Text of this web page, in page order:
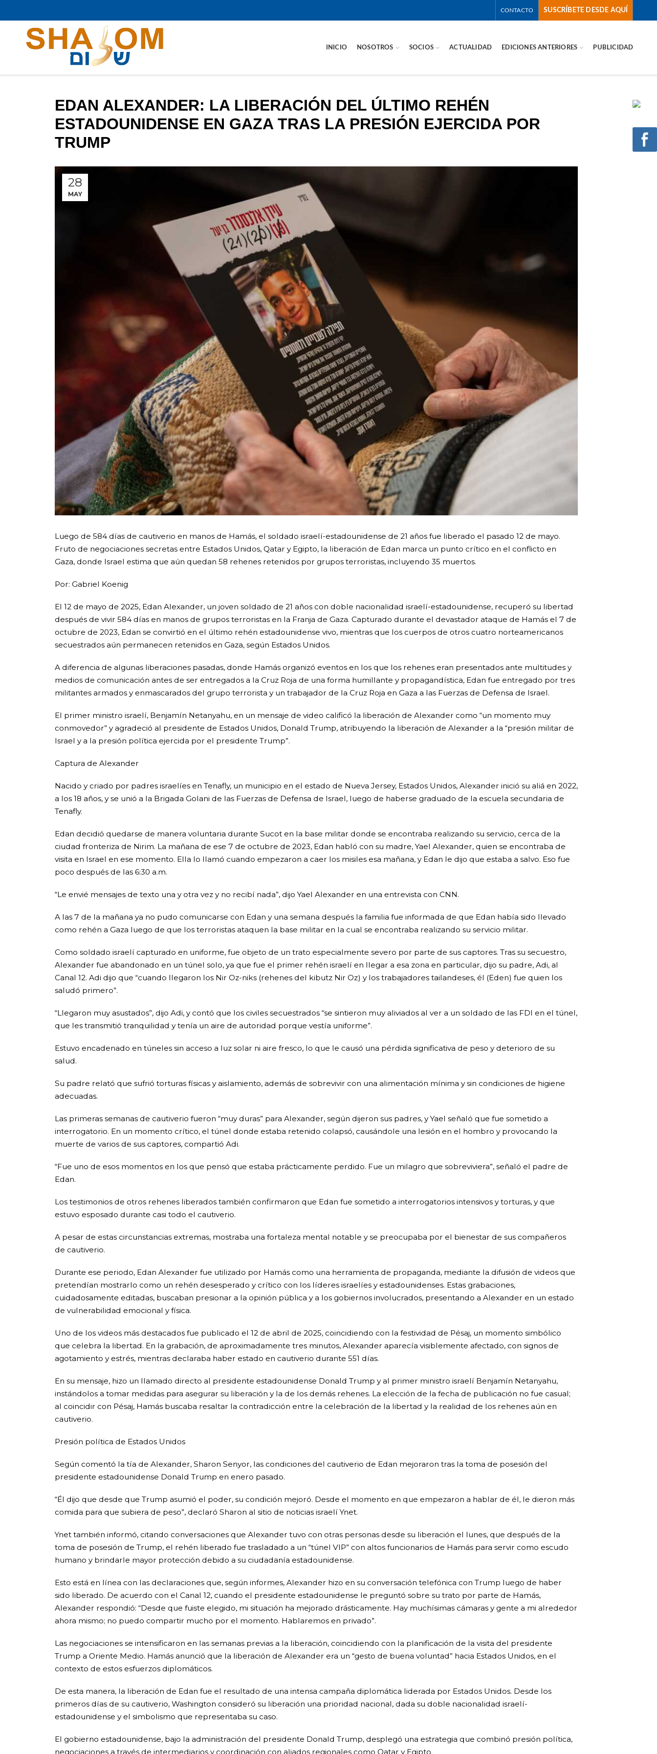
CONTACTO SUSCRÍBETE DESDE AQUÍ
INICIO NOSOTROS SOCIOS ACTUALIDAD EDICIONES ANTERIORES PUBLICIDAD
EDAN ALEXANDER: LA LIBERACIÓN DEL ÚLTIMO REHÉN
ESTADOUNIDENSE EN GAZA TRAS LA PRESIÓN EJERCIDA POR
TRUMP
28
MAY
Luego de 584 días de cautiverio en manos de Hamás, el soldado israelí-estadounidense de 21 años fue liberado el pasado 12 de mayo.
Fruto de negociaciones secretas entre Estados Unidos, Qatar y Egipto, la liberación de Edan marca un punto crítico en el conflicto en
Gaza, donde Israel estima que aún quedan 58 rehenes retenidos por grupos terroristas, incluyendo 35 muertos.
Por: Gabriel Koenig
El 12 de mayo de 2025, Edan Alexander, un joven soldado de 21 años con doble nacionalidad israelí-estadounidense, recuperó su libertad
después de vivir 584 días en manos de grupos terroristas en la Franja de Gaza. Capturado durante el devastador ataque de Hamás el 7 de
octubre de 2023, Edan se convirtió en el último rehén estadounidense vivo, mientras que los cuerpos de otros cuatro norteamericanos
secuestrados aún permanecen retenidos en Gaza, según Estados Unidos.
A diferencia de algunas liberaciones pasadas, donde Hamás organizó eventos en los que los rehenes eran presentados ante multitudes y
medios de comunicación antes de ser entregados a la Cruz Roja de una forma humillante y propagandística, Edan fue entregado por tres
militantes armados y enmascarados del grupo terrorista y un trabajador de la Cruz Roja en Gaza a las Fuerzas de Defensa de Israel.
El primer ministro israelí, Benjamín Netanyahu, en un mensaje de video calificó la liberación de Alexander como “un momento muy
conmovedor” y agradeció al presidente de Estados Unidos, Donald Trump, atribuyendo la liberación de Alexander a la “presión militar de
Israel y a la presión política ejercida por el presidente Trump”.
Captura de Alexander
Nacido y criado por padres israelíes en Tenafly, un municipio en el estado de Nueva Jersey, Estados Unidos, Alexander inició su aliá en 2022,
a los 18 años, y se unió a la Brigada Golani de las Fuerzas de Defensa de Israel, luego de haberse graduado de la escuela secundaria de
Tenafly.
Edan decidió quedarse de manera voluntaria durante Sucot en la base militar donde se encontraba realizando su servicio, cerca de la
ciudad fronteriza de Nirim. La mañana de ese 7 de octubre de 2023, Edan habló con su madre, Yael Alexander, quien se encontraba de
visita en Israel en ese momento. Ella lo llamó cuando empezaron a caer los misiles esa mañana, y Edan le dijo que estaba a salvo. Eso fue
poco después de las 6:30 a.m.
“Le envié mensajes de texto una y otra vez y no recibí nada”, dijo Yael Alexander en una entrevista con CNN.
A las 7 de la mañana ya no pudo comunicarse con Edan y una semana después la familia fue informada de que Edan había sido llevado
como rehén a Gaza luego de que los terroristas ataquen la base militar en la cual se encontraba realizando su servicio militar.
Como soldado israelí capturado en uniforme, fue objeto de un trato especialmente severo por parte de sus captores. Tras su secuestro,
Alexander fue abandonado en un túnel solo, ya que fue el primer rehén israelí en llegar a esa zona en particular, dijo su padre, Adi, al
Canal 12. Adi dijo que “cuando llegaron los Nir Oz-niks (rehenes del kibutz Nir Oz) y los trabajadores tailandeses, él (Eden) fue quien los
saludó primero”.
“Llegaron muy asustados”, dijo Adi, y contó que los civiles secuestrados “se sintieron muy aliviados al ver a un soldado de las FDI en el túnel,
que les transmitió tranquilidad y tenía un aire de autoridad porque vestía uniforme”.
Estuvo encadenado en túneles sin acceso a luz solar ni aire fresco, lo que le causó una pérdida significativa de peso y deterioro de su
salud.
Su padre relató que sufrió torturas físicas y aislamiento, además de sobrevivir con una alimentación mínima y sin condiciones de higiene
adecuadas.
Las primeras semanas de cautiverio fueron “muy duras” para Alexander, según dijeron sus padres, y Yael señaló que fue sometido a
interrogatorio. En un momento crítico, el túnel donde estaba retenido colapsó, causándole una lesión en el hombro y provocando la
muerte de varios de sus captores, compartió Adi.
“Fue uno de esos momentos en los que pensó que estaba prácticamente perdido. Fue un milagro que sobreviviera”, señaló el padre de
Edan.
Los testimonios de otros rehenes liberados también confirmaron que Edan fue sometido a interrogatorios intensivos y torturas, y que
estuvo esposado durante casi todo el cautiverio.
A pesar de estas circunstancias extremas, mostraba una fortaleza mental notable y se preocupaba por el bienestar de sus compañeros
de cautiverio.
Durante ese periodo, Edan Alexander fue utilizado por Hamás como una herramienta de propaganda, mediante la difusión de videos que
pretendían mostrarlo como un rehén desesperado y crítico con los líderes israelíes y estadounidenses. Estas grabaciones,
cuidadosamente editadas, buscaban presionar a la opinión pública y a los gobiernos involucrados, presentando a Alexander en un estado
de vulnerabilidad emocional y física.
Uno de los videos más destacados fue publicado el 12 de abril de 2025, coincidiendo con la festividad de Pésaj, un momento simbólico
que celebra la libertad. En la grabación, de aproximadamente tres minutos, Alexander aparecía visiblemente afectado, con signos de
agotamiento y estrés, mientras declaraba haber estado en cautiverio durante 551 días.
En su mensaje, hizo un llamado directo al presidente estadounidense Donald Trump y al primer ministro israelí Benjamín Netanyahu,
instándolos a tomar medidas para asegurar su liberación y la de los demás rehenes. La elección de la fecha de publicación no fue casual;
al coincidir con Pésaj, Hamás buscaba resaltar la contradicción entre la celebración de la libertad y la realidad de los rehenes aún en
cautiverio.
Presión política de Estados Unidos
Según comentó la tía de Alexander, Sharon Senyor, las condiciones del cautiverio de Edan mejoraron tras la toma de posesión del
presidente estadounidense Donald Trump en enero pasado.
“Él dijo que desde que Trump asumió el poder, su condición mejoró. Desde el momento en que empezaron a hablar de él, le dieron más
comida para que subiera de peso”, declaró Sharon al sitio de noticias israelí Ynet.
Ynet también informó, citando conversaciones que Alexander tuvo con otras personas desde su liberación el lunes, que después de la
toma de posesión de Trump, el rehén liberado fue trasladado a un “túnel VIP” con altos funcionarios de Hamás para servir como escudo
humano y brindarle mayor protección debido a su ciudadanía estadounidense.
Esto está en línea con las declaraciones que, según informes, Alexander hizo en su conversación telefónica con Trump luego de haber
sido liberado. De acuerdo con el Canal 12, cuando el presidente estadounidense le preguntó sobre su trato por parte de Hamás,
Alexander respondió: “Desde que fuiste elegido, mi situación ha mejorado drásticamente. Hay muchísimas cámaras y gente a mi alrededor
ahora mismo; no puedo compartir mucho por el momento. Hablaremos en privado”.
Las negociaciones se intensificaron en las semanas previas a la liberación, coincidiendo con la planificación de la visita del presidente
Trump a Oriente Medio. Hamás anunció que la liberación de Alexander era un “gesto de buena voluntad” hacia Estados Unidos, en el
contexto de estos esfuerzos diplomáticos.
De esta manera, la liberación de Edan fue el resultado de una intensa campaña diplomática liderada por Estados Unidos. Desde los
primeros días de su cautiverio, Washington consideró su liberación una prioridad nacional, dada su doble nacionalidad israelí-
estadounidense y el simbolismo que representaba su caso.
El gobierno estadounidense, bajo la administración del presidente Donald Trump, desplegó una estrategia que combinó presión política,
negociaciones a través de intermediarios y coordinación con aliados regionales como Qatar y Egipto.